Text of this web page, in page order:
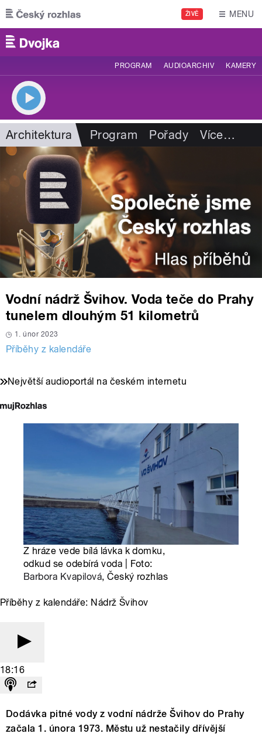
Přejít k hlavnímu obsahu
ŽIVĚ MENU
PROGRAM AUDIOARCHIV KAMERY
Architektura Program Pořady Více…
Vodní nádrž Švihov. Voda teče do Prahy
tunelem dlouhým 51 kilometrů
1. únor 2023
Příběhy z kalendáře
Největší audioportál na českém internetu
Z hráze vede bílá lávka k domku,
odkud se odebírá voda | Foto:
Barbora Kvapilová, Český rozhlas
Příběhy z kalendáře: Nádrž Švihov
18:16
Dodávka pitné vody z vodní nádrže Švihov do Prahy
začala 1. února 1973. Městu už nestačily dřívější